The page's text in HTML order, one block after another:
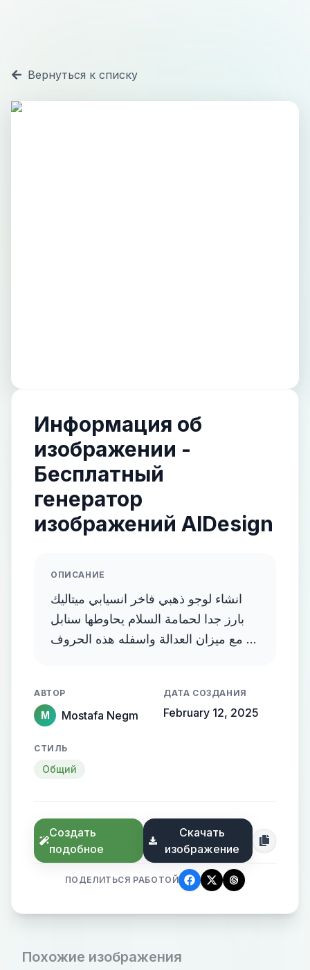
Вернуться к списку
Информация об
изображении -
Бесплатный
генератор
изображений AIDesign
ОПИСАНИЕ
انشاء لوجو ذهبي فاخر انسيابي ميتاليك
بارز جدا لحمامة السلام يحاوطها سنابل
مع ميزان العدالة واسفله هذه الحروف D
АВТОР
M Mostafa Negm
ДАТА СОЗДАНИЯ
February 12, 2025
СТИЛЬ
Общий
Создать
подобное
Скачать
изображение
ПОДЕЛИТЬСЯ РАБОТОЙ
Похожие изображения